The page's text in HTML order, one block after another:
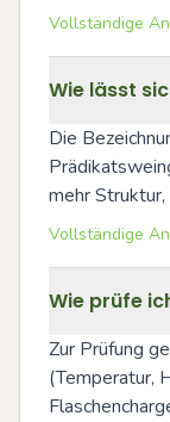
Vollständige
Wie lässt
Die
mehr
Vollständige
Wie prüfe
Zur Prüfung
(Temperatur,